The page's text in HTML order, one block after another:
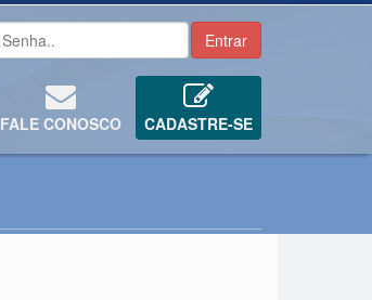
FALE CONOSCO CADASTRE-SE